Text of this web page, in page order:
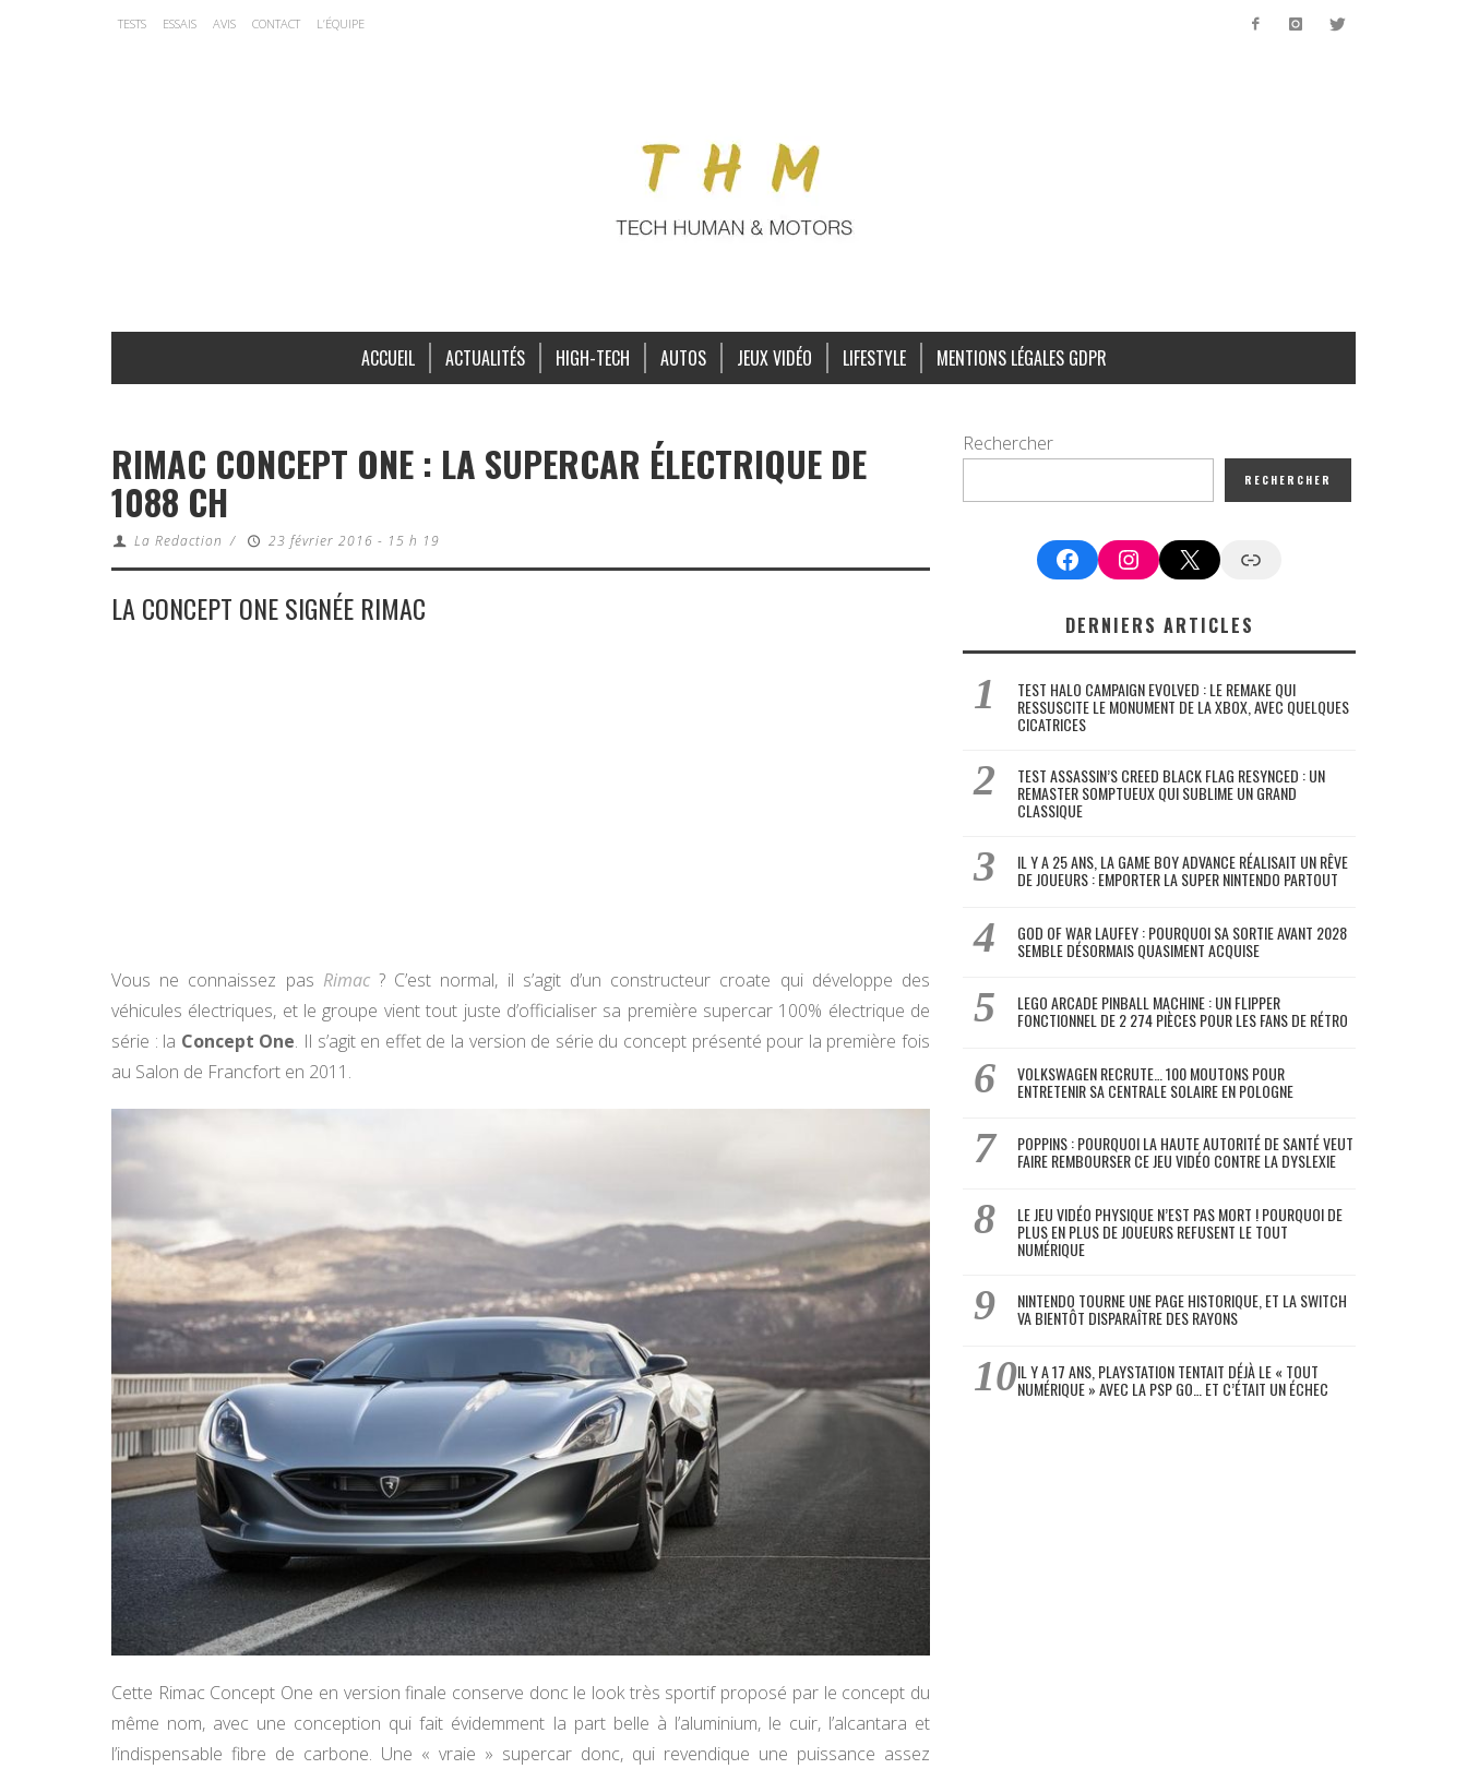
TESTS ESSAIS AVIS CONTACT L’ÉQUIPE
ACCUEIL ACTUALITÉS HIGH-TECH AUTOS JEUX VIDÉO LIFESTYLE MENTIONS LÉGALES GDPR
RIMAC CONCEPT ONE : LA SUPERCAR ÉLECTRIQUE DE
1088 CH
La Redaction / 23 février 2016 - 15 h 19
LA CONCEPT ONE SIGNÉE RIMAC
Vous ne connaissez pas Rimac? C’est normal, il s’agit d’un constructeur croate qui développe des
véhicules électriques, et le groupe vient tout juste d’officialiser sa première supercar 100% électrique de
série : la Concept One. Il s’agit en effet de la version de série du concept présenté pour la première fois
au Salon de Francfort en 2011.
Cette Rimac Concept One en version finale conserve donc le look très sportif proposé par le concept du
même nom, avec une conception qui fait évidemment la part belle à l’aluminium, le cuir, l’alcantara et
l’indispensable fibre de carbone. Une « vraie » supercar donc, qui revendique une puissance assez
Rechercher
RECHERCHER
FacebookInstagram
X Google News
DERNIERS ARTICLES
TEST HALO CAMPAIGN EVOLVED : LE REMAKE QUI
RESSUSCITE LE MONUMENT DE LA XBOX, AVEC QUELQUES
CICATRICES
TEST ASSASSIN’S CREED BLACK FLAG RESYNCED : UN
REMASTER SOMPTUEUX QUI SUBLIME UN GRAND
CLASSIQUE
IL Y A 25 ANS, LA GAME BOY ADVANCE RÉALISAIT UN RÊVE
DE JOUEURS : EMPORTER LA SUPER NINTENDO PARTOUT
GOD OF WAR LAUFEY : POURQUOI SA SORTIE AVANT 2028
SEMBLE DÉSORMAIS QUASIMENT ACQUISE
LEGO ARCADE PINBALL MACHINE : UN FLIPPER
FONCTIONNEL DE 2 274 PIÈCES POUR LES FANS DE RÉTRO
VOLKSWAGEN RECRUTE… 100 MOUTONS POUR
ENTRETENIR SA CENTRALE SOLAIRE EN POLOGNE
POPPINS : POURQUOI LA HAUTE AUTORITÉ DE SANTÉ VEUT
FAIRE REMBOURSER CE JEU VIDÉO CONTRE LA DYSLEXIE
LE JEU VIDÉO PHYSIQUE N’EST PAS MORT ! POURQUOI DE
PLUS EN PLUS DE JOUEURS REFUSENT LE TOUT
NUMÉRIQUE
NINTENDO TOURNE UNE PAGE HISTORIQUE, ET LA SWITCH
VA BIENTÔT DISPARAÎTRE DES RAYONS
IL Y A 17 ANS, PLAYSTATION TENTAIT DÉJÀ LE « TOUT
NUMÉRIQUE » AVEC LA PSP GO… ET C’ÉTAIT UN ÉCHEC